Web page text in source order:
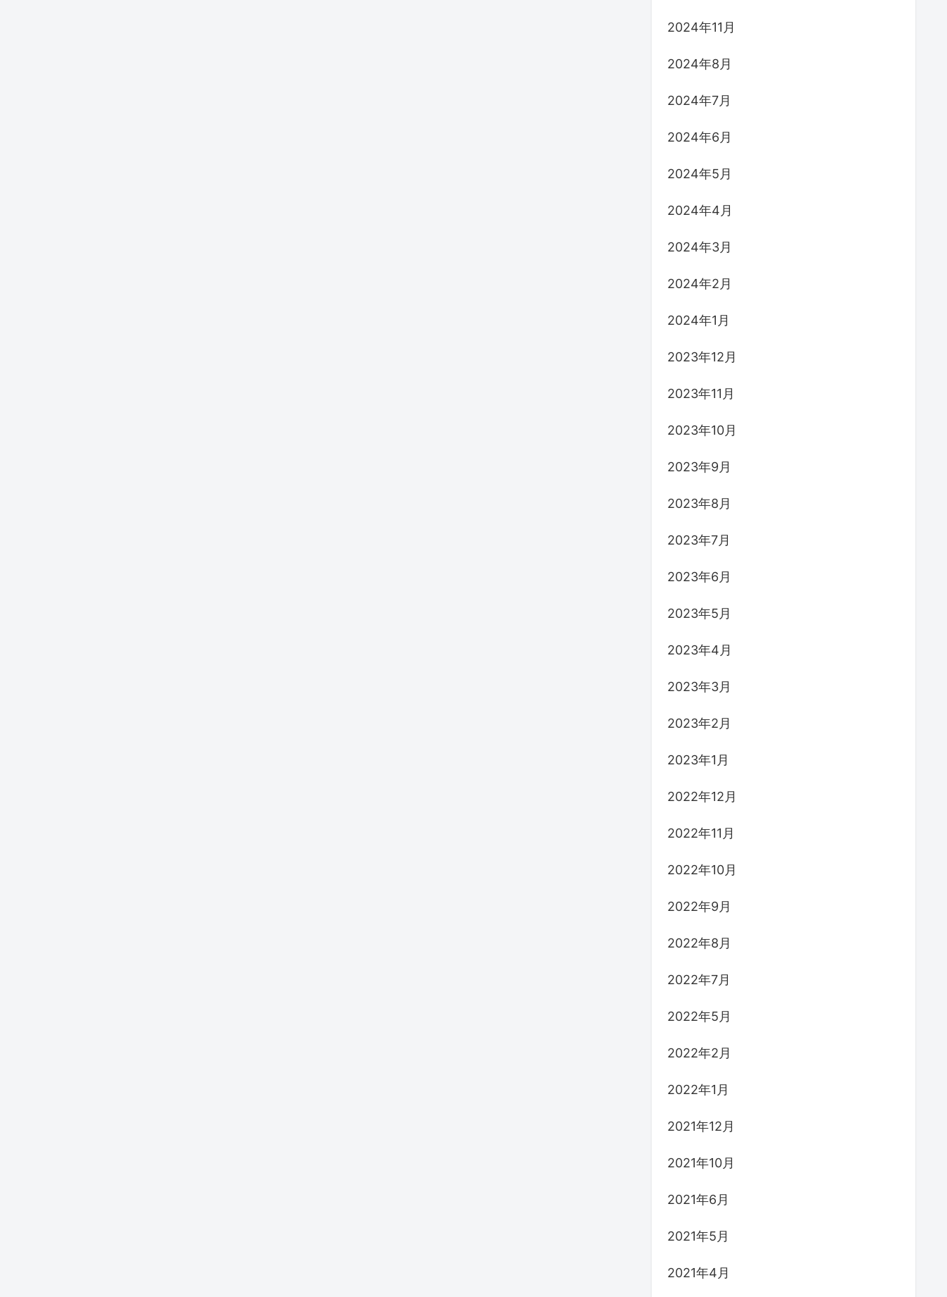
2024年11月
2024年8月
2024年7月
2024年6月
2024年5月
2024年4月
2024年3月
2024年2月
2024年1月
2023年12月
2023年11月
2023年10月
2023年9月
2023年8月
2023年7月
2023年6月
2023年5月
2023年4月
2023年3月
2023年2月
2023年1月
2022年12月
2022年11月
2022年10月
2022年9月
2022年8月
2022年7月
2022年5月
2022年2月
2022年1月
2021年12月
2021年10月
2021年6月
2021年5月
2021年4月